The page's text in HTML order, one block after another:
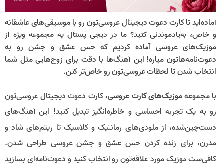
آماده‌اید تا کارت دعوت دیجیتال عروسی‌تون رو با موسیقی‌های عاشقانه
و خاص، به‌یادموندنی کنید؟ ما در دیجی پستال یه مجموعه ویژه از
موزیک‌های عروسی آماده کردیم که حس عشق و جشن رو به
دعوت‌نامه‌هاتون میاره! این آهنگ‌ها با دقت برای زوج‌هایی مثل شما
انتخاب شدن تا لحظات عروسی‌تون رو خاص‌تر کنن.
با مجموعهموزیک‌های کارت عروسی، کارت دعوت دیجیتال عروسی‌تون
رو به یک تجربه احساسی و خاطره‌انگیز تبدیل کنید! این آهنگ‌های
دست‌چین‌شده، از ملودی‌های رمانتیک و کلاسیک تا ریتم‌های شاد و
مدرن، برای زنده کردن حس عشق و جشن عروسی طراحی شدن.
کافی‌ست موزیک مورد علاقه‌تون رو انتخاب کنید و دعوت‌نامه‌ای بسازید